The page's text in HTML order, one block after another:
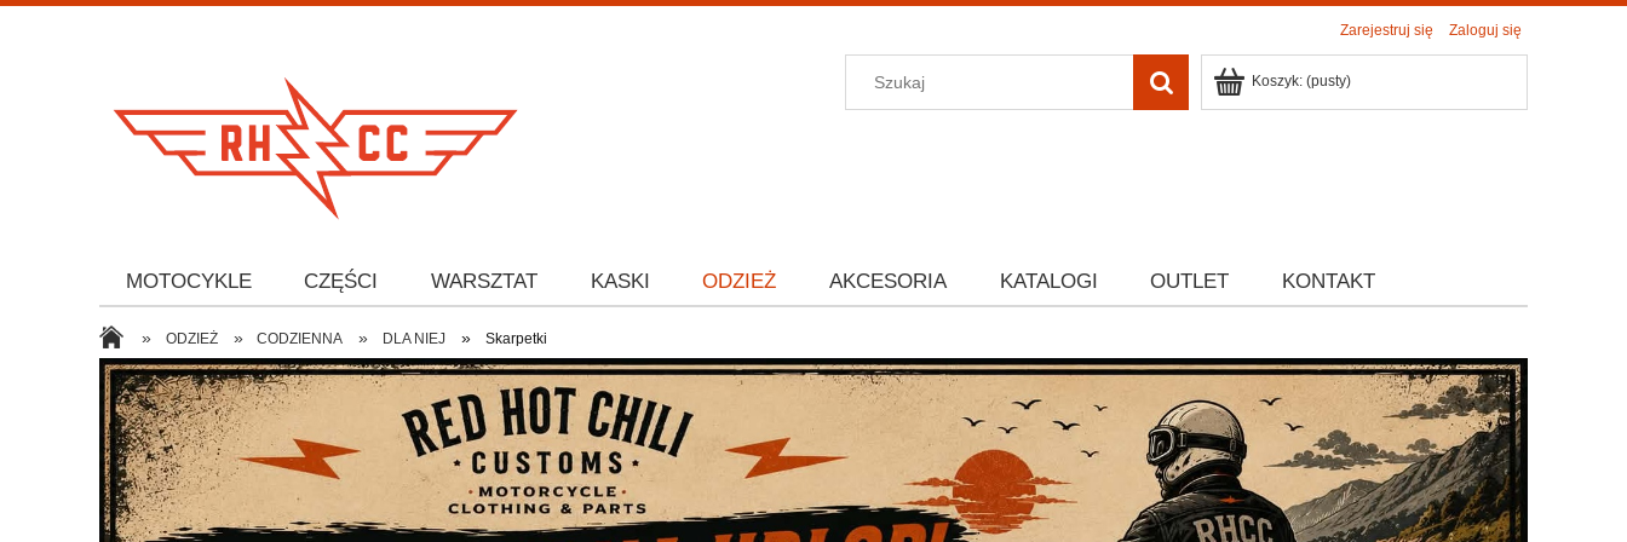
Zarejestruj się Zaloguj się
Koszyk: (pusty)
MOTOCYKLE CZĘŚCI WARSZTAT KASKI ODZIEŻ AKCESORIA KATALOGI OUTLET KONTAKT
» ODZIEŻ » CODZIENNA » DLA NIEJ » Skarpetki